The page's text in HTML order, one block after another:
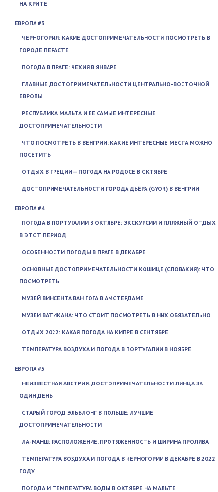
НА КРИТЕ
ЕВРОПА #3
ЧЕРНОГОРИЯ: КАКИЕ ДОСТОПРИМЕЧАТЕЛЬНОСТИ ПОСМОТРЕТЬ В
ГОРОДЕ ПЕРАСТЕ
ПОГОДА В ПРАГЕ: ЧЕХИЯ В ЯНВАРЕ
ГЛАВНЫЕ ДОСТОПРИМЕЧАТЕЛЬНОСТИ ЦЕНТРАЛЬНО-ВОСТОЧНОЙ
ЕВРОПЫ
РЕСПУБЛИКА МАЛЬТА И ЕЕ САМЫЕ ИНТЕРЕСНЫЕ
ДОСТОПРИМЕЧАТЕЛЬНОСТИ
ЧТО ПОСМОТРЕТЬ В ВЕНГРИИ: КАКИЕ ИНТЕРЕСНЫЕ МЕСТА МОЖНО
ПОСЕТИТЬ
ОТДЫХ В ГРЕЦИИ — ПОГОДА НА РОДОСЕ В ОКТЯБРЕ
ДОСТОПРИМЕЧАТЕЛЬНОСТИ ГОРОДА ДЬЁРА (GYOR) В ВЕНГРИИ
ЕВРОПА #4
ПОГОДА В ПОРТУГАЛИИ В ОКТЯБРЕ: ЭКСКУРСИИ И ПЛЯЖНЫЙ ОТДЫХ
В ЭТОТ ПЕРИОД
ОСОБЕННОСТИ ПОГОДЫ В ПРАГЕ В ДЕКАБРЕ
ОСНОВНЫЕ ДОСТОПРИМЕЧАТЕЛЬНОСТИ КОШИЦЕ (СЛОВАКИЯ): ЧТО
ПОСМОТРЕТЬ
МУЗЕЙ ВИНСЕНТА ВАН ГОГА В АМСТЕРДАМЕ
МУЗЕИ ВАТИКАНА: ЧТО СТОИТ ПОСМОТРЕТЬ В НИХ ОБЯЗАТЕЛЬНО
ОТДЫХ 2022: КАКАЯ ПОГОДА НА КИПРЕ В СЕНТЯБРЕ
ТЕМПЕРАТУРА ВОЗДУХА И ПОГОДА В ПОРТУГАЛИИ В НОЯБРЕ
ЕВРОПА #5
НЕИЗВЕСТНАЯ АВСТРИЯ: ДОСТОПРИМЕЧАТЕЛЬНОСТИ ЛИНЦА ЗА
ОДИН ДЕНЬ
СТАРЫЙ ГОРОД ЭЛЬБЛОНГ В ПОЛЬШЕ: ЛУЧШИЕ
ДОСТОПРИМЕЧАТЕЛЬНОСТИ
ЛА-МАНШ: РАСПОЛОЖЕНИЕ, ПРОТЯЖЕННОСТЬ И ШИРИНА ПРОЛИВА
ТЕМПЕРАТУРА ВОЗДУХА И ПОГОДА В ЧЕРНОГОРИИ В ДЕКАБРЕ В 2022
ГОДУ
ПОГОДА И ТЕМПЕРАТУРА ВОДЫ В ОКТЯБРЕ НА МАЛЬТЕ